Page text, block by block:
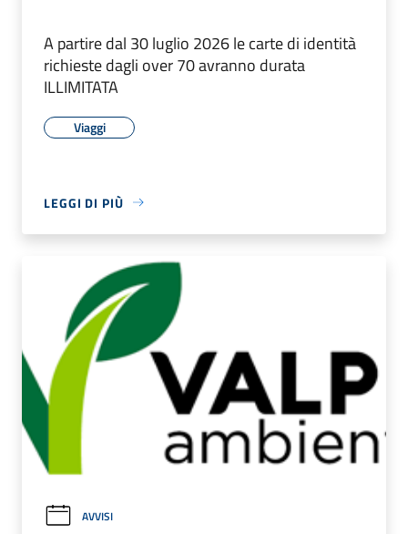
A partire dal 30 luglio 2026 le carte di identità
richieste dagli over 70 avranno durata
ILLIMITATA
Viaggi
LEGGI DI PIÙ
AVVISI